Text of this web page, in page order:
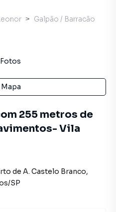
Galpão / Barracão
Fotos
Mapa
255 metros de
Vila
de A. Castelo Branco,
/SP